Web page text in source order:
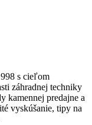
s cieľom
záhradnej techniky
kamennej predajne a
vyskúšanie, tipy na